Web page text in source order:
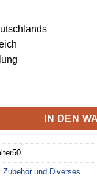
Sparrollen 50 mm
IN DEN
Zubehör und Diverses